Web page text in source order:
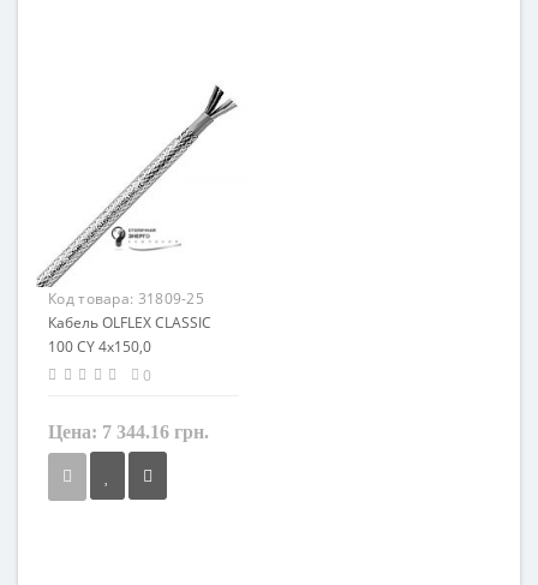
не экранированный
Заземление
Маркировка
H07RN-F
Код товара: 31809-25
Кабель OLFLEX CLASSIC
100 CY 4x150,0
0
Цена: 7 344.16 грн.